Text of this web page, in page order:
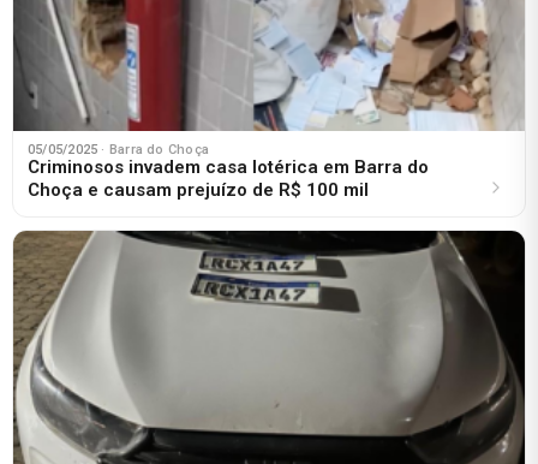
05/05/2025 · Barra do Choça
Criminosos invadem casa lotérica em Barra do
Choça e causam prejuízo de R$ 100 mil